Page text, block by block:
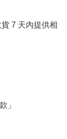
7 天內提供相
」